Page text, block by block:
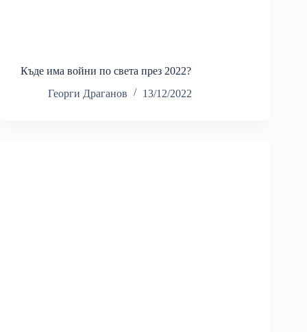
Къде има войни по света през 2022?
Георги Драганов
13/12/2022